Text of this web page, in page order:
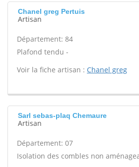
Chanel greg Pertuis
Artisan
Département: 84
Plafond tendu -
Voir la fiche artisan : Chanel greg
Sarl sebas-plaq Chemaure
Artisan
Département: 07
Isolation des combles non